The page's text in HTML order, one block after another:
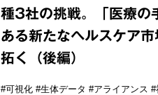
種3社の挑戦。「医療の
ある新たなヘルスケア市
拓く（後編）
#可視化 #生体データ #アライアンス #